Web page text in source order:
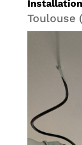
Toulouse